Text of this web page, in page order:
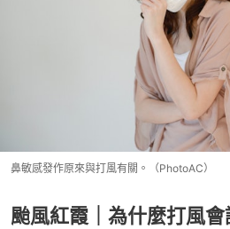
鼻敏感發作原來與打風有關。（PhotoAC）
颱風紅霞｜為什麼打風會